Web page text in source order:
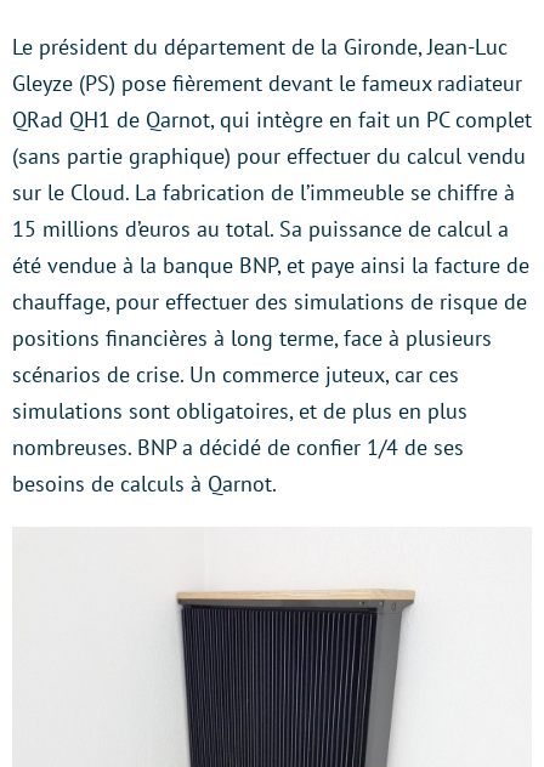
Le président du département de la Gironde, Jean-Luc
Gleyze (PS) pose fièrement devant le fameux radiateur
QRad QH1 de Qarnot, qui intègre en fait un PC complet
(sans partie graphique) pour effectuer du calcul vendu
sur le Cloud. La fabrication de l’immeuble se chiffre à
15 millions d’euros au total. Sa puissance de calcul a
été vendue à la banque BNP, et paye ainsi la facture de
chauffage, pour effectuer des simulations de risque de
positions financières à long terme, face à plusieurs
scénarios de crise. Un commerce juteux, car ces
simulations sont obligatoires, et de plus en plus
nombreuses. BNP a décidé de confier 1/4 de ses
besoins de calculs à Qarnot.